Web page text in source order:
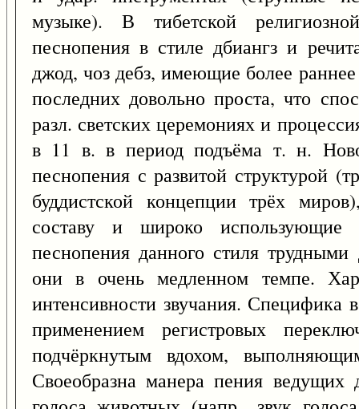
музыке). В тибетской
песнопения в стиле дбиангз и
джод, чоз дебз, имеющие более
последних довольно проста, что
разл. светских церемониях и
в 11 в. в период подъёма т. н.
песнопения с развитой структурой
буддистской концепции трёх
составу и широко использующие
песнопения данного стиля
они в очень медленном темпе.
интенсивности звучания. Специфика
применением регистровых
подчёркнутым вдохом,
Своеобразна манера пения